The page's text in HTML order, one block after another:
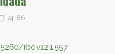
74-86
rbc.v12i1.557